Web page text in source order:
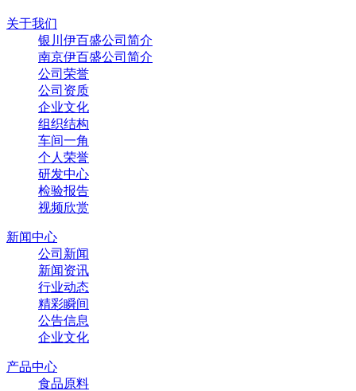
关于我们
银川伊百盛公司简介
南京伊百盛公司简介
公司荣誉
公司资质
企业文化
组织结构
车间一角
个人荣誉
研发中心
检验报告
视频欣赏
新闻中心
公司新闻
新闻资讯
行业动态
精彩瞬间
公告信息
企业文化
产品中心
食品原料